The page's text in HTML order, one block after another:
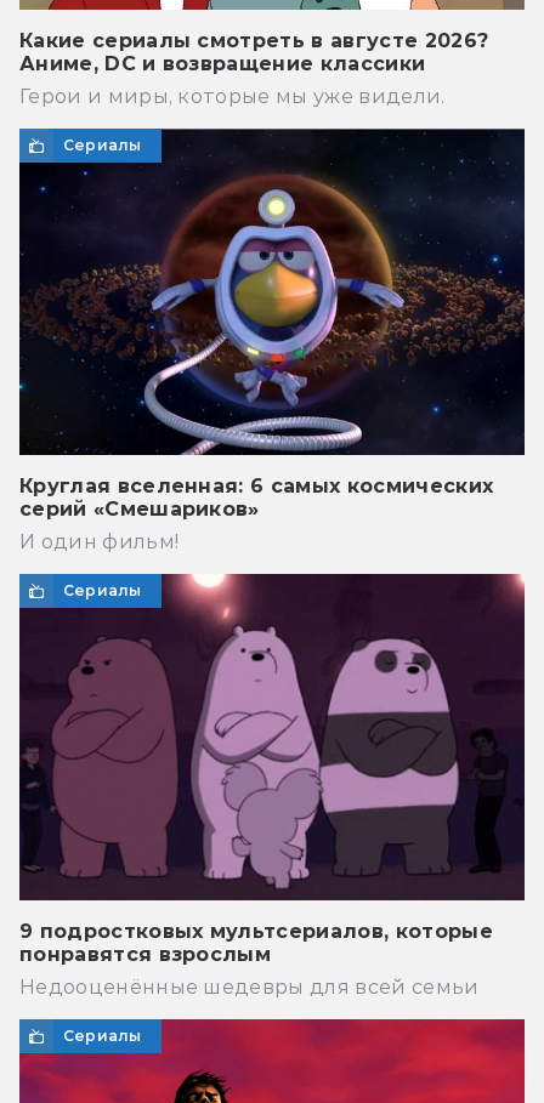
Какие сериалы смотреть в августе 2026?
Аниме, DC и возвращение классики
Герои и миры, которые мы уже видели.
Сериалы
Круглая вселенная: 6 самых космических
серий «Смешариков»
И один фильм!
Сериалы
9 подростковых мультсериалов, которые
понравятся взрослым
Недооценённые шедевры для всей семьи
Сериалы